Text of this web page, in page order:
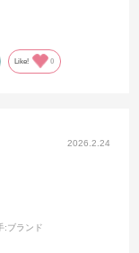
スタイルにもカジ
Like! 0
2026.2.24
:ブランド